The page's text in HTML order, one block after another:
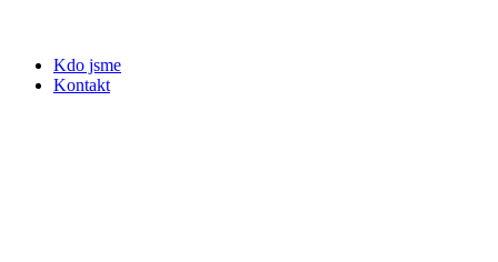
Kdo jsme
Kontakt